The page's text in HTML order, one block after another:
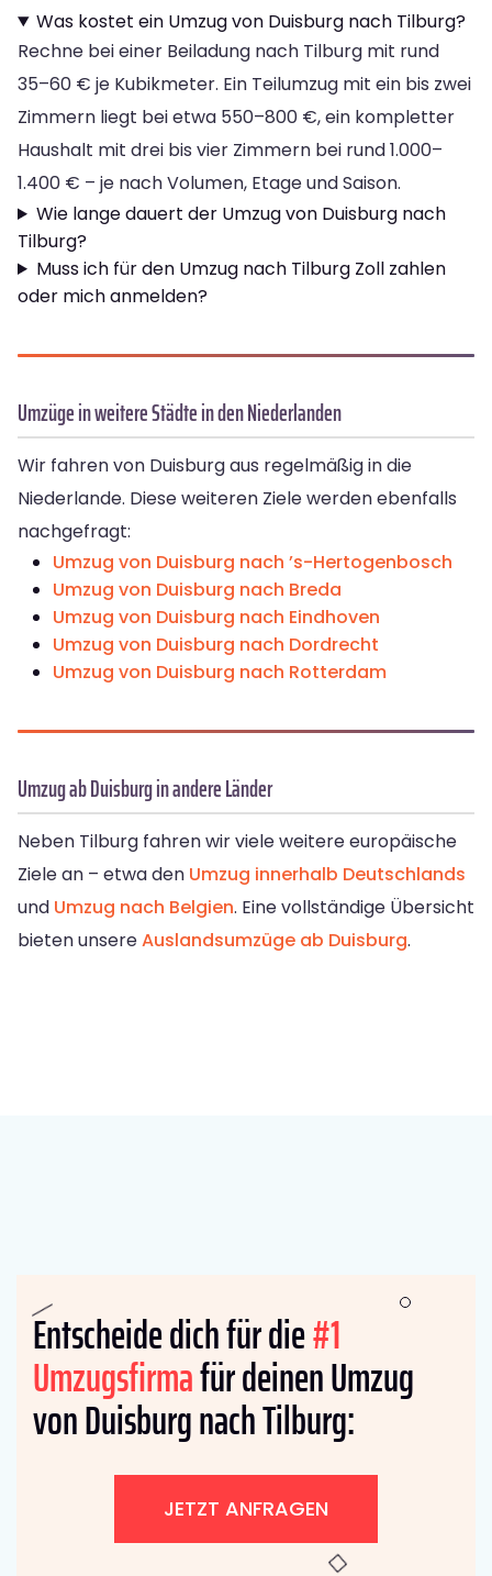
Was kostet ein Umzug von Duisburg nach Tilburg?
Rechne bei einer Beiladung nach Tilburg mit rund
35–60 € je Kubikmeter. Ein Teilumzug mit ein bis zwei
Zimmern liegt bei etwa 550–800 €, ein kompletter
Haushalt mit drei bis vier Zimmern bei rund 1.000–
1.400 € – je nach Volumen, Etage und Saison.
Wie lange dauert der Umzug von Duisburg nach
Tilburg?
Muss ich für den Umzug nach Tilburg Zoll zahlen
oder mich anmelden?
Umzüge in weitere Städte in den Niederlanden
Wir fahren von Duisburg aus regelmäßig in die
Niederlande. Diese weiteren Ziele werden ebenfalls
nachgefragt:
Umzug von Duisburg nach ’s-Hertogenbosch
Umzug von Duisburg nach Breda
Umzug von Duisburg nach Eindhoven
Umzug von Duisburg nach Dordrecht
Umzug von Duisburg nach Rotterdam
Umzug ab Duisburg in andere Länder
Neben Tilburg fahren wir viele weitere europäische
Ziele an – etwa den Umzug innerhalb Deutschlands
und Umzug nach Belgien. Eine vollständige Übersicht
bieten unsereAuslandsumzüge ab Duisburg.
Entscheide dich für die#1
Umzugsfirmafür deinen Umzug
von Duisburg nach Tilburg:
JETZT ANFRAGEN